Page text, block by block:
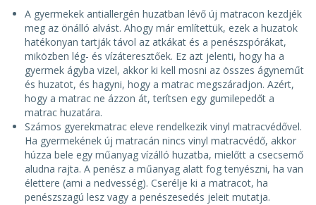
A gyermekek antiallergén huzatban lévő új matracon kezdjék
meg az önálló alvást. Ahogy már említettük, ezek a huzatok
hatékonyan tartják távol az atkákat és a penészspórákat,
miközben lég- és vízáteresztőek. Ez azt jelenti, hogy ha a
gyermek ágyba vizel, akkor ki kell mosni az összes ágyneműt
és huzatot, és hagyni, hogy a matrac megszáradjon. Azért,
hogy a matrac ne ázzon át, terítsen egy gumilepedőt a
matrac huzatára.
Számos gyerekmatrac eleve rendelkezik vinyl matracvédővel.
Ha gyermekének új matracán nincs vinyl matracvédő, akkor
húzza bele egy műanyag vízálló huzatba, mielőtt a csecsemő
aludna rajta. A penész a műanyag alatt fog tenyészni, ha van
élettere (ami a nedvesség). Cserélje ki a matracot, ha
penészszagú lesz vagy a penészesedés jeleit mutatja.